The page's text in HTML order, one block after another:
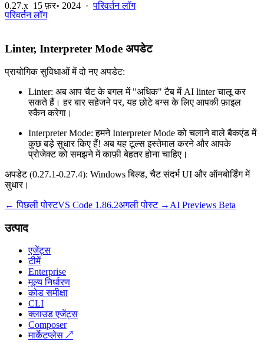
0.27.x 15 फ़र॰ 2024 ·परिवर्तन लॉग
परिवर्तन लॉग
Linter, Interpreter Mode अपडेट
प्रायोगिक सुविधाओं में दो नए अपडेट:
Linter: अब आप चैट के बगल में "अधिक" टैब में AI linter चालू कर
सकते हैं। हर बार सहेजने पर, यह छोटे बग्स के लिए आपकी फ़ाइल
स्कैन करेगा।
Interpreter Mode: हमने Interpreter Mode को चलाने वाले बैकएंड में
कुछ बड़े सुधार किए हैं! अब यह टूल्स इस्तेमाल करने और आपके
प्रोजेक्ट को समझने में काफ़ी बेहतर होना चाहिए।
अपडेट (0.27.1-0.27.4): Windows बिल्ड, चैट संदर्भ UI और ऑनबोर्डिंग में
सुधार।
← पिछली पोस्टVS Code 1.86.2अगली पोस्ट → AI Previews Beta
उत्पाद
एजेंट्स
टीमें
Enterprise
मूल्य निर्धारण
कोड समीक्षा
CLI
क्लाउड एजेंट्स
Composer
मार्केटप्लेस ↗